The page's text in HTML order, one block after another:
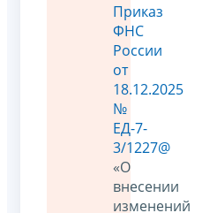
Приказ
ФНС
России
от
18.12.2025
№
ЕД-7-
3/1227@
«О
внесении
изменений